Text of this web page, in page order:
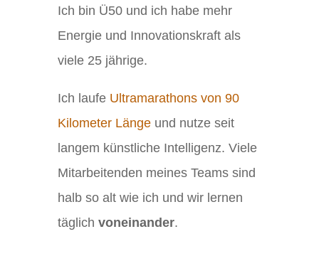
Ich bin Ü50 und ich habe mehr
Energie und Innovationskraft als
viele 25 jährige.
Ich laufe Ultramarathons von 90
Kilometer Längeund nutze seit
langem künstliche Intelligenz. Viele
Mitarbeitenden meines Teams sind
halb so alt wie ich und wir lernen
täglich voneinander.